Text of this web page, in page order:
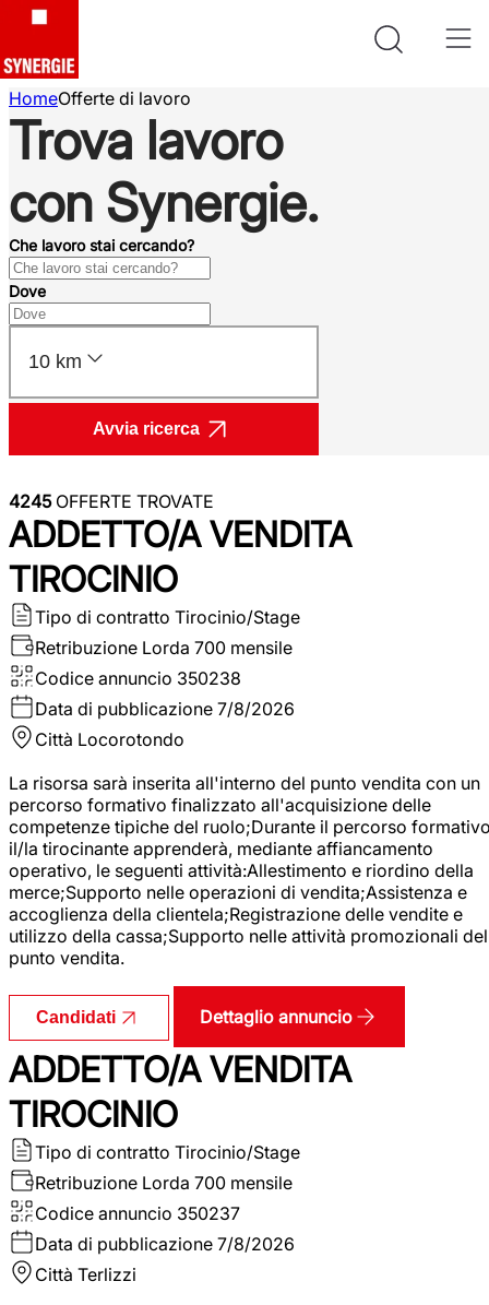
HomeOfferte di lavoro
Trova lavoro
con Synergie.
Che lavoro stai cercando?
Dove
10 km
Avvia ricerca
4245OFFERTE TROVATE
ADDETTO/A VENDITA
TIROCINIO
Tipo di contratto Tirocinio/Stage
Retribuzione Lorda 700 mensile
Codice annuncio 350238
Data di pubblicazione 7/8/2026
Città Locorotondo
La risorsa sarà inserita all'interno del punto vendita con un
percorso formativo finalizzato all'acquisizione delle
competenze tipiche del ruolo;Durante il percorso
il/la tirocinante apprenderà, mediante affiancamento
operativo, le seguenti attività:Allestimento e riordino della
merce;Supporto nelle operazioni di vendita;Assistenza e
accoglienza della clientela;Registrazione delle vendite e
utilizzo della cassa;Supporto nelle attività promozionali del
punto vendita.
Candidati Dettaglio annuncio
ADDETTO/A VENDITA
TIROCINIO
Tipo di contratto Tirocinio/Stage
Retribuzione Lorda 700 mensile
Codice annuncio 350237
Data di pubblicazione 7/8/2026
Città Terlizzi